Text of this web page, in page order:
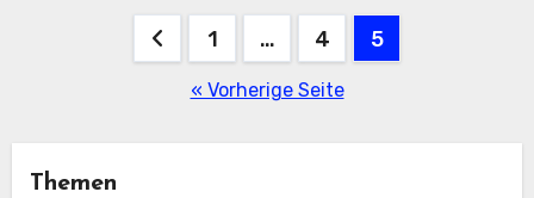
Seitennummerierung
1 … 4 5
« Vorherige Seite
Themen